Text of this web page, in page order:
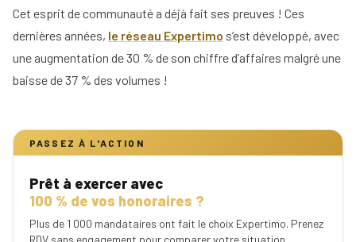
Cet esprit de communauté a déjà fait ses preuves ! Ces
dernières années, le réseau Expertimo s’est développé, avec
une augmentation de 30 % de son chiffre d’affaires malgré une
baisse de 37 % des volumes !
PASSEZ À L'ACTION
Prêt à exercer avec
100 % de vos honoraires ?
Plus de 1 000 mandataires ont fait le choix Expertimo. Prenez
RDV sans engagement pour comparer votre situation